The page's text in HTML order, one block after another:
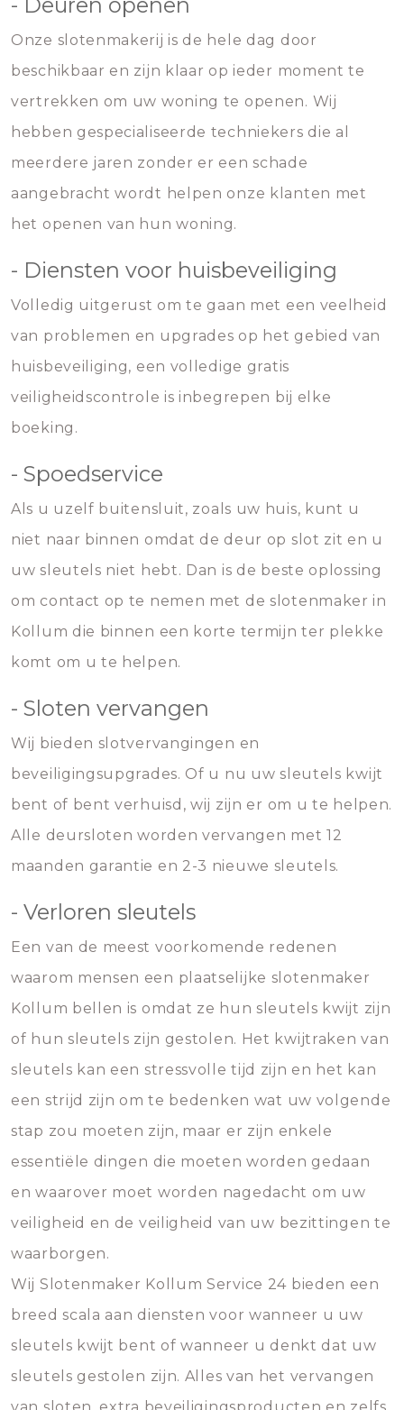
Onze slotenmakerij is de hele dag door
beschikbaar en zijn klaar op ieder moment te
vertrekken om uw woning te openen. Wij
hebben gespecialiseerde techniekers die al
meerdere jaren zonder er een schade
aangebracht wordt helpen onze klanten met
het openen van hun woning.
- Diensten voor huisbeveiliging
Volledig uitgerust om te gaan met een veelheid
van problemen en upgrades op het gebied van
huisbeveiliging, een volledige gratis
veiligheidscontrole is inbegrepen bij elke
boeking.
- Spoedservice
Als u uzelf buitensluit, zoals uw huis, kunt u
niet naar binnen omdat de deur op slot zit en u
uw sleutels niet hebt. Dan is de beste oplossing
om contact op te nemen met de slotenmaker in
Kollum die binnen een korte termijn ter plekke
komt om u te helpen.
- Sloten vervangen
Wij bieden slotvervangingen en
beveiligingsupgrades. Of u nu uw sleutels kwijt
bent of bent verhuisd, wij zijn er om u te helpen.
Alle deursloten worden vervangen met 12
maanden garantie en 2-3 nieuwe sleutels.
- Verloren sleutels
Een van de meest voorkomende redenen
waarom mensen een plaatselijke slotenmaker
Kollum bellen is omdat ze hun sleutels kwijt zijn
of hun sleutels zijn gestolen. Het kwijtraken van
sleutels kan een stressvolle tijd zijn en het kan
een strijd zijn om te bedenken wat uw volgende
stap zou moeten zijn, maar er zijn enkele
essentiële dingen die moeten worden gedaan
en waarover moet worden nagedacht om uw
veiligheid en de veiligheid van uw bezittingen te
waarborgen.
Wij Slotenmaker Kollum Service 24 bieden een
breed scala aan diensten voor wanneer u uw
sleutels kwijt bent of wanneer u denkt dat uw
sleutels gestolen zijn. Alles van het vervangen